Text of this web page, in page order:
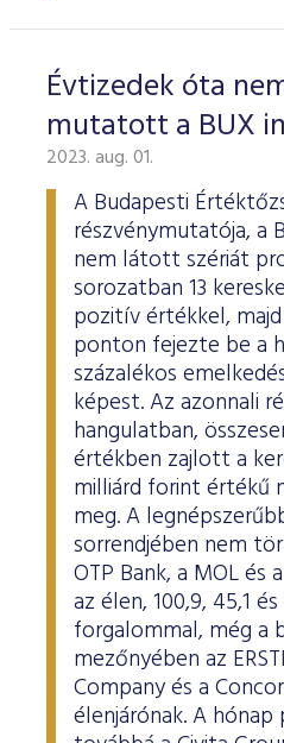
Évtizedek óta
mutatott a BUX
2023. aug. 01.
A Budapesti
részvénymutatója, a
nem látott szériát
sorozatban 13
pozitív értékkel,
ponton fejezte be a
százalékos
képest. Az azonnali
hangulatban,
értékben zajlott a
milliárd forint értékű
meg. A
sorrendjében nem
OTP Bank, a MOL és
az élen, 100,9, 45,1
forgalommal, még a
mezőnyében az
Company és a
élenjárónak. A